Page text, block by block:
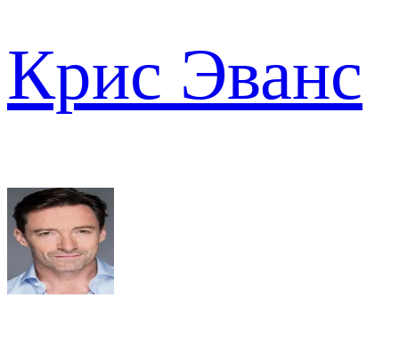
Крис Эванс